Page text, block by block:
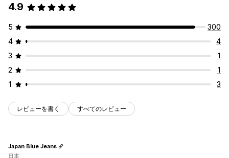
4.9
5
300
4
4
3
1
2
1
1
3
レビューを書く すべてのレビュー
Japan Blue Jeans
日本